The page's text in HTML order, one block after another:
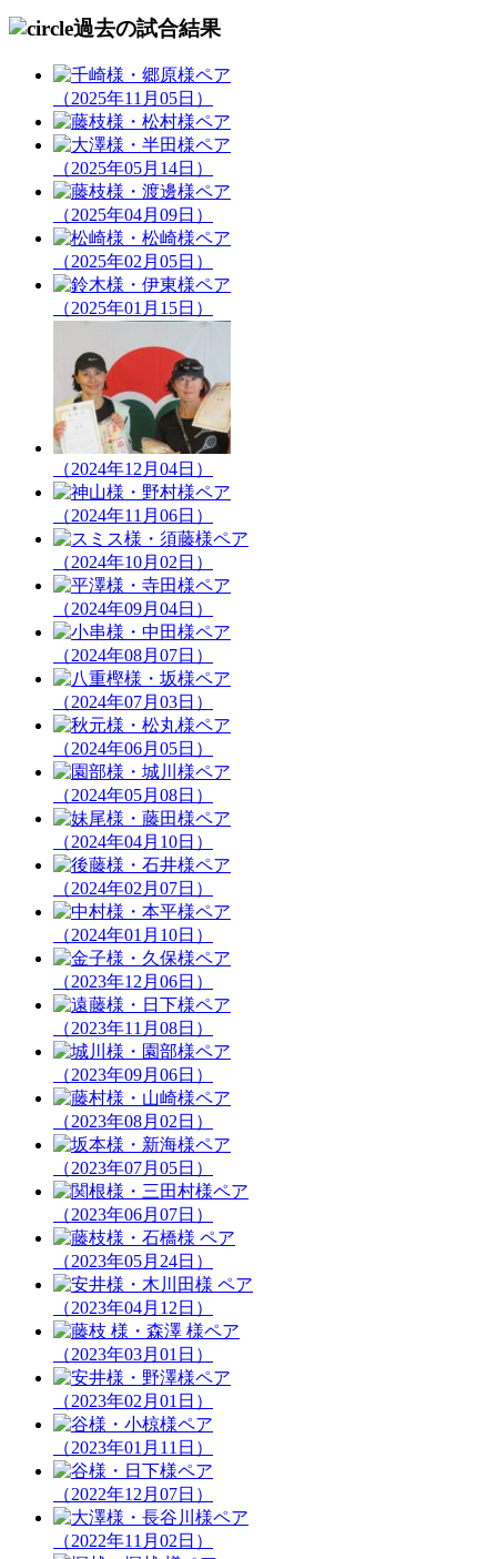
過去の試合結果
（2025年11月05日）
（2025年05月14日）
（2025年04月09日）
（2025年02月05日）
（2025年01月15日）
（2024年12月04日）
（2024年11月06日）
（2024年10月02日）
（2024年09月04日）
（2024年08月07日）
（2024年07月03日）
（2024年06月05日）
（2024年05月08日）
（2024年04月10日）
（2024年02月07日）
（2024年01月10日）
（2023年12月06日）
（2023年11月08日）
（2023年09月06日）
（2023年08月02日）
（2023年07月05日）
（2023年06月07日）
（2023年05月24日）
（2023年04月12日）
（2023年03月01日）
（2023年02月01日）
（2023年01月11日）
（2022年12月07日）
（2022年11月02日）